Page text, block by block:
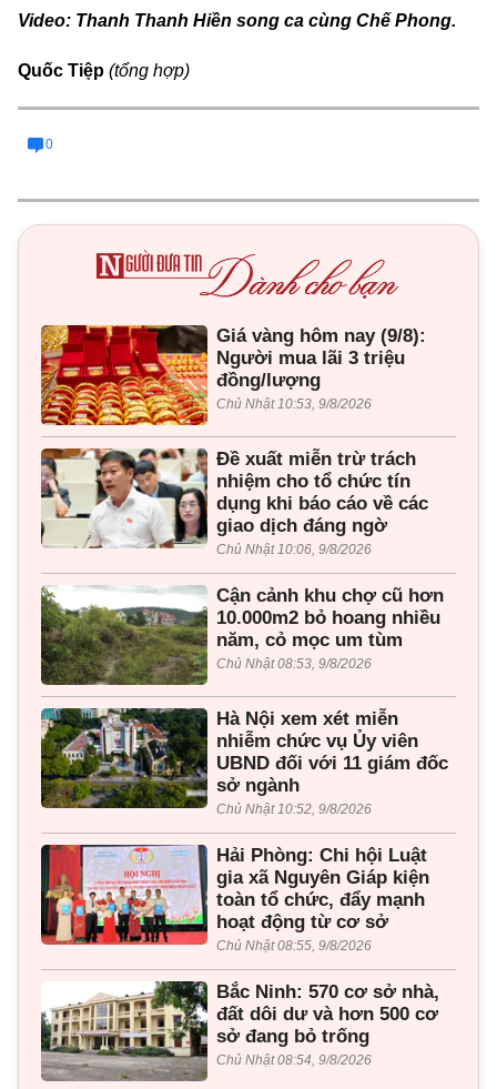
Video: Thanh Thanh Hiền song ca cùng Chế Phong.
Quốc Tiệp (tổng hợp)
0
Giá vàng hôm nay (9/8):
Người mua lãi 3 triệu
đồng/lượng
Chủ Nhật 10:53, 9/8/2026
Đề xuất miễn trừ trách
nhiệm cho tổ chức tín
dụng khi báo cáo về các
giao dịch đáng ngờ
Chủ Nhật 10:06, 9/8/2026
Cận cảnh khu chợ cũ hơn
10.000m2 bỏ hoang nhiều
năm, cỏ mọc um tùm
Chủ Nhật 08:53, 9/8/2026
Hà Nội xem xét miễn
nhiễm chức vụ Ủy viên
UBND đối với 11 giám đốc
sở ngành
Chủ Nhật 10:52, 9/8/2026
Hải Phòng: Chi hội Luật
gia xã Nguyên Giáp kiện
toàn tổ chức, đẩy mạnh
hoạt động từ cơ sở
Chủ Nhật 08:55, 9/8/2026
Bắc Ninh: 570 cơ sở nhà,
đất dôi dư và hơn 500 cơ
sở đang bỏ trống
Chủ Nhật 08:54, 9/8/2026